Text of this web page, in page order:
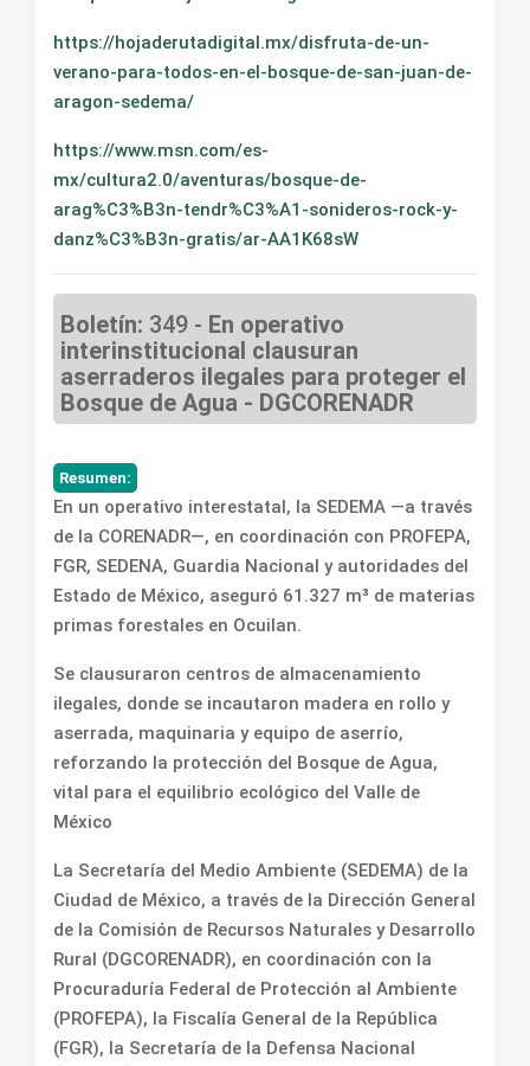
https://hojaderutadigital.mx/disfruta-de-un-
verano-para-todos-en-el-bosque-de-san-juan-de-
aragon-sedema/
https://www.msn.com/es-
mx/cultura2.0/aventuras/bosque-de-
arag%C3%B3n-tendr%C3%A1-sonideros-rock-y-
danz%C3%B3n-gratis/ar-AA1K68sW
Boletín: 349 - En operativo
interinstitucional clausuran
aserraderos ilegales para proteger el
Bosque de Agua - DGCORENADR
Resumen:
En un operativo interestatal, la SEDEMA —a través
de la CORENADR—, en coordinación con PROFEPA,
FGR, SEDENA, Guardia Nacional y autoridades del
Estado de México, aseguró 61.327 m³ de materias
primas forestales en Ocuilan.
Se clausuraron centros de almacenamiento
ilegales, donde se incautaron madera en rollo y
aserrada, maquinaria y equipo de aserrío,
reforzando la protección del Bosque de Agua,
vital para el equilibrio ecológico del Valle de
México
La Secretaría del Medio Ambiente (SEDEMA) de la
Ciudad de México, a través de la Dirección General
de la Comisión de Recursos Naturales y Desarrollo
Rural (DGCORENADR), en coordinación con la
Procuraduría Federal de Protección al Ambiente
(PROFEPA), la Fiscalía General de la República
(FGR), la Secretaría de la Defensa Nacional